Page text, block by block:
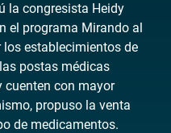
la congresista Heidy
el programa Mirando al
los establecimientos de
postas médicas
cuenten con mayor
propuso la venta
de medicamentos.